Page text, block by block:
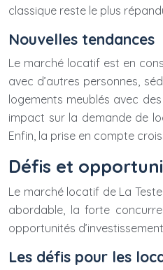
classique reste le plus
Nouvelles tendances
Le marché locatif est en
avec d’autres personnes,
logements meublés avec
impact sur la demande de
Enfin, la prise en compte
Défis et
Le marché locatif de La
abordable, la forte
opportunités
Les défis pour les